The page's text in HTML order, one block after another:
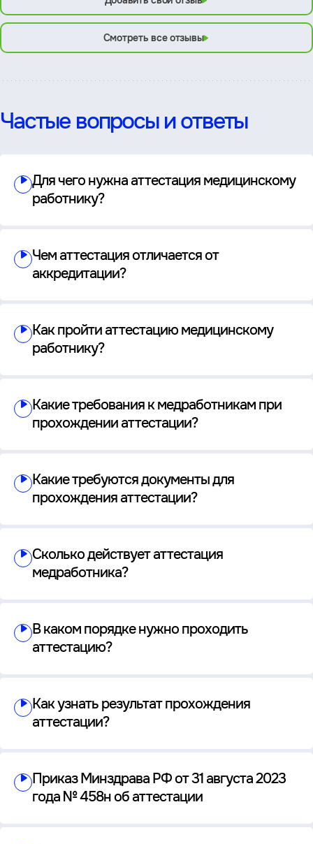
Смотреть все отзывы
Частые вопросы и ответы
Для чего нужна аттестация медицинскому
работнику?
Чем аттестация отличается от
аккредитации?
Как пройти аттестацию медицинскому
работнику?
Какие требования к медработникам при
прохождении аттестации?
Какие требуются документы для
прохождения аттестации?
Сколько действует аттестация
медработника?
В каком порядке нужно проходить
аттестацию?
Как узнать результат прохождения
аттестации?
Приказ Минздрава РФ от 31 августа 2023
года № 458н об аттестации